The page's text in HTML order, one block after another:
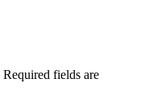
Required fields are